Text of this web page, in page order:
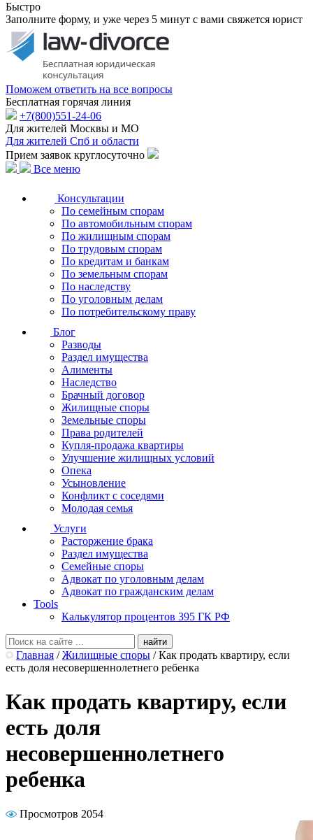
Быстро
Заполните форму, и уже через 5 минут с вами свяжется юрист
Поможем ответить на все вопросы
Бесплатная горячая линия
+7(800)551-24-06
Для жителей Москвы и МО
Для жителей Спб и области
Прием заявок круглосуточно
Все меню
Консультации
По семейным спорам
По автомобильным спорам
По жилищным спорам
По трудовым спорам
По кредитам и банкам
По земельным спорам
По наследству
По уголовным делам
По потребительскому праву
Блог
Разводы
Раздел имущества
Алименты
Наследство
Брачный договор
Жилищные споры
Земельные споры
Права родителей
Купля-продажа квартиры
Улучшение жилищных условий
Опека
Усыновление
Конфликт с соседями
Молодая семья
Услуги
Расторжение брака
Раздел имущества
Семейные споры
Адвокат по уголовным делам
Адвокат по гражданским делам
Tools
Калькулятор процентов 395 ГК РФ
Главная / Жилищные споры / Как продать квартиру, если
есть доля несовершеннолетнего ребенка
Как продать квартиру, если
есть доля
несовершеннолетнего
ребенка
Просмотров 2054